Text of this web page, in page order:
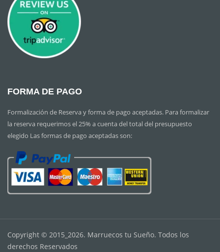
FORMA DE PAGO
Formalización de Reserva y forma de pago aceptadas. Para formalizar
la reserva requerimos el 25% a cuenta del total del presupuesto
elegido Las formas de pago aceptadas son:
Copyright © 2015_2026. Marruecos tu Sueño. Todos los
derechos Reservados